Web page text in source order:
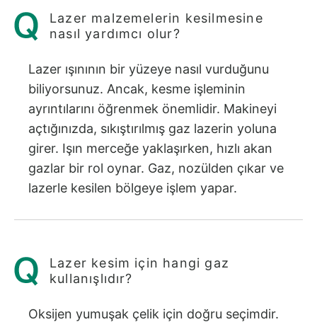
Lazer malzemelerin kesilmesine
nasıl yardımcı olur?
Lazer ışınının bir yüzeye nasıl vurduğunu
biliyorsunuz. Ancak, kesme işleminin
ayrıntılarını öğrenmek önemlidir. Makineyi
açtığınızda, sıkıştırılmış gaz lazerin yoluna
girer. Işın merceğe yaklaşırken, hızlı akan
gazlar bir rol oynar. Gaz, nozülden çıkar ve
lazerle kesilen bölgeye işlem yapar.
Lazer kesim için hangi gaz
kullanışlıdır?
Oksijen yumuşak çelik için doğru seçimdir.